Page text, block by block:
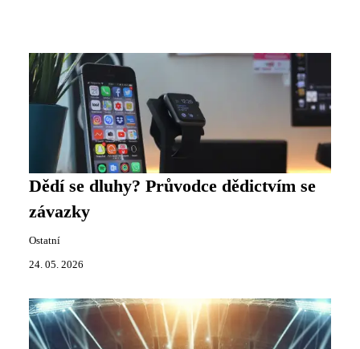
Dědí se dluhy? Průvodce dědictvím se
závazky
Ostatní
24. 05. 2026